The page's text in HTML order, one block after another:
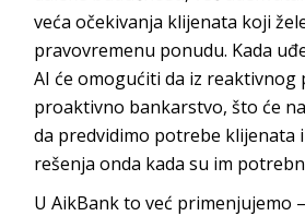
veća očekivanja klijenata koji
pravovremenu ponudu. Kada
AI će omogućiti da iz reaktivnog
proaktivno bankarstvo, što će
da predvidimo potrebe klijenata
rešenja onda kada su im
UAikBankto već primenjujemo